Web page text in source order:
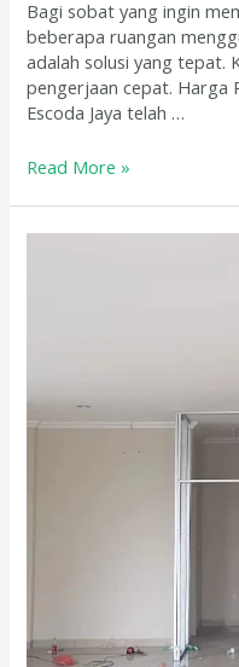
Bagi sobat yang ingin
beberapa ruangan
adalah solusi yang tepat.
pengerjaan cepat. Harga
Escoda Jaya telah …
Read More »